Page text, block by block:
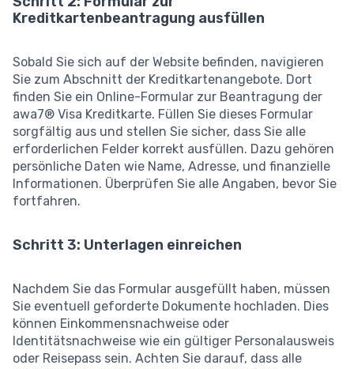
Kreditkartenbeantragung ausfüllen
Sobald Sie sich auf der Website befinden, navigieren
Sie zum Abschnitt der Kreditkartenangebote. Dort
finden Sie ein Online-Formular zur Beantragung der
awa7® Visa Kreditkarte. Füllen Sie dieses Formular
sorgfältig aus und stellen Sie sicher, dass Sie alle
erforderlichen Felder korrekt ausfüllen. Dazu gehören
persönliche Daten wie Name, Adresse, und finanzielle
Informationen. Überprüfen Sie alle Angaben, bevor Sie
fortfahren.
Schritt 3: Unterlagen einreichen
Nachdem Sie das Formular ausgefüllt haben, müssen
Sie eventuell geforderte Dokumente hochladen. Dies
können Einkommensnachweise oder
Identitätsnachweise wie ein gültiger Personalausweis
oder Reisepass sein. Achten Sie darauf, dass alle